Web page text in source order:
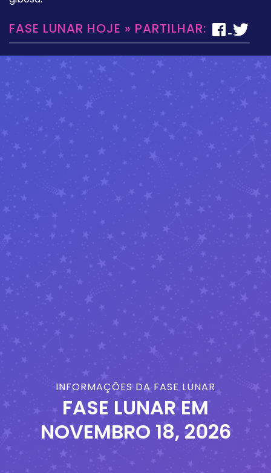
FASE LUNAR HOJE » PARTILHAR:
INFORMAÇÕES DA FASE LUNAR
FASE LUNAR EM
NOVEMBRO 18, 2026